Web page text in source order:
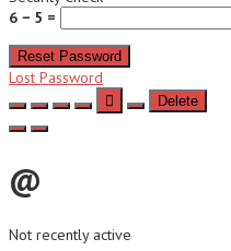
6 − 5 =
Reset Password
Lost Password
Delete
@
Not recently active